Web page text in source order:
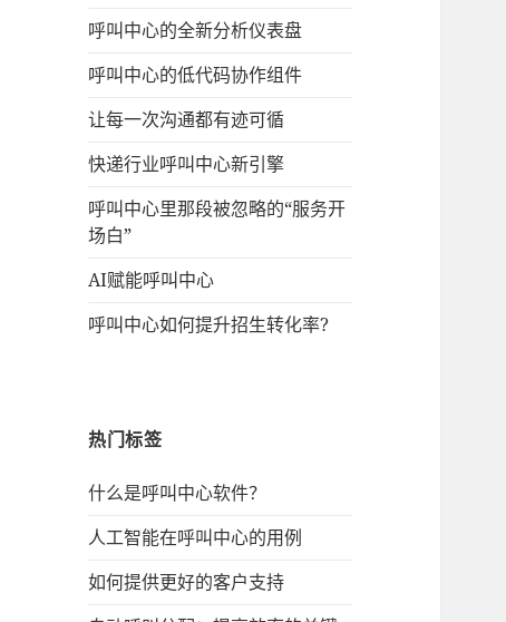
呼叫中心的全新分析仪表盘
呼叫中心的低代码协作组件
让每一次沟通都有迹可循
快递行业呼叫中心新引擎
呼叫中心里那段被忽略的“服务开
场白”
AI赋能呼叫中心
呼叫中心如何提升招生转化率?
热门标签
什么是呼叫中心软件？
人工智能在呼叫中心的用例
如何提供更好的客户支持